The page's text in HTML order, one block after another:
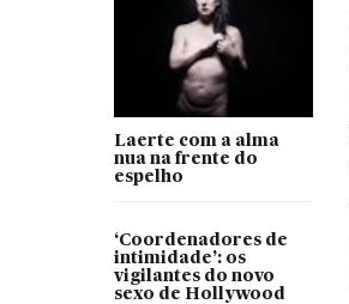
Laerte com a alma
nua na frente do
espelho
‘Coordenadores de
intimidade’: os
vigilantes do novo
sexo de Hollywood